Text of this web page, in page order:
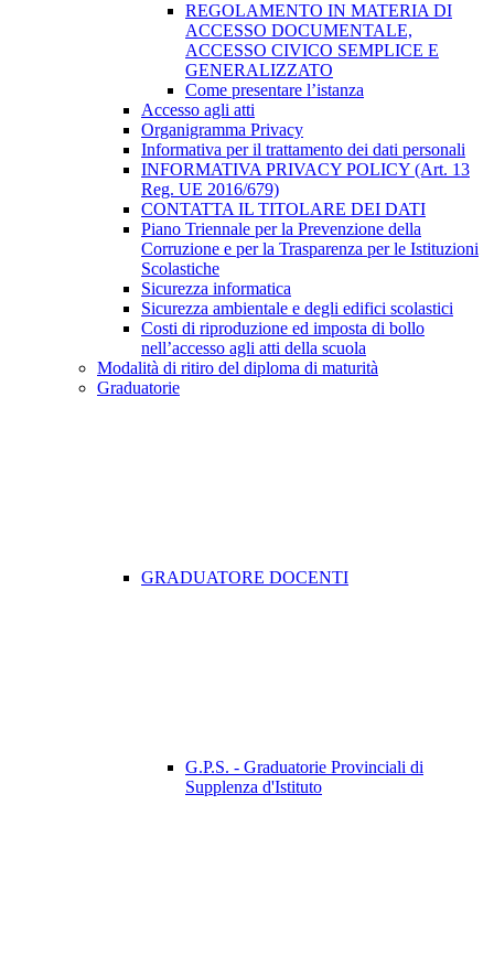
REGOLAMENTO IN MATERIA DI
ACCESSO DOCUMENTALE,
ACCESSO CIVICO SEMPLICE E
GENERALIZZATO
Come presentare l’istanza
Accesso agli atti
Organigramma Privacy
Informativa per il trattamento dei dati personali
INFORMATIVA PRIVACY POLICY (Art. 13
Reg. UE 2016/679)
CONTATTA IL TITOLARE DEI DATI
Piano Triennale per la Prevenzione della
Corruzione e per la Trasparenza per le Istituzioni
Scolastiche
Sicurezza informatica
Sicurezza ambientale e degli edifici scolastici
Costi di riproduzione ed imposta di bollo
nell’accesso agli atti della scuola
Modalità di ritiro del diploma di maturità
Graduatorie
GRADUATORE DOCENTI
G.P.S. - Graduatorie Provinciali di
Supplenza d'Istituto